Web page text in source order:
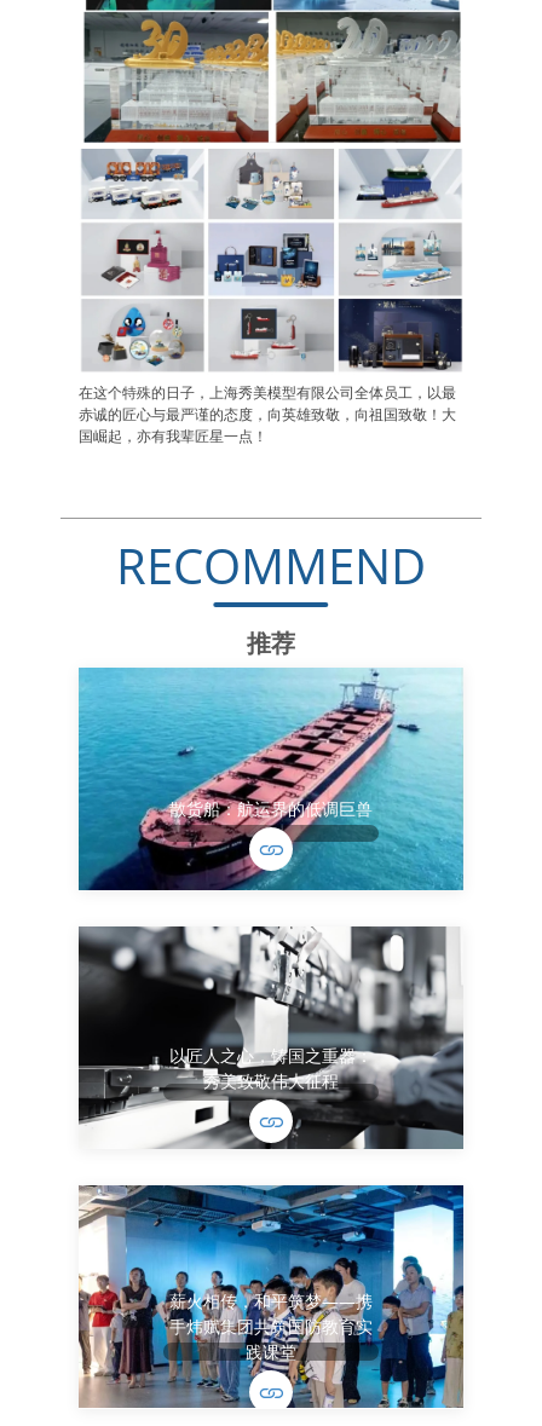
在这个特殊的日子，上海秀美模型有限公司全体员工，以最
赤诚的匠心与最严谨的态度，向英雄致敬，向祖国致敬！大
国崛起，亦有我辈匠星一点！
RECOMMEND
推荐
散货船：航运界的低调巨兽
以匠人之心，铸国之重器：
秀美致敬伟大征程
薪火相传，和平筑梦——携
手炜赋集团共筑国防教育实
践课堂